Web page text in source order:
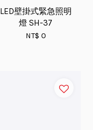
LED壁掛式緊急照明
燈 SH-37
NT$ 0